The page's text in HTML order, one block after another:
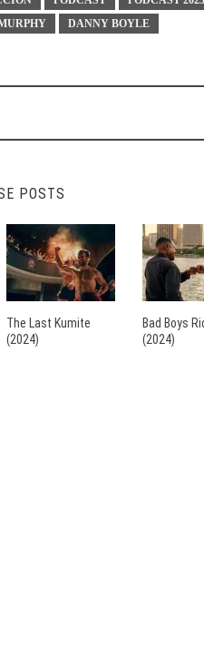
DANNY BOYLE
POSTS
The Last Kumite
(2024)
Bad Boys
(2024)